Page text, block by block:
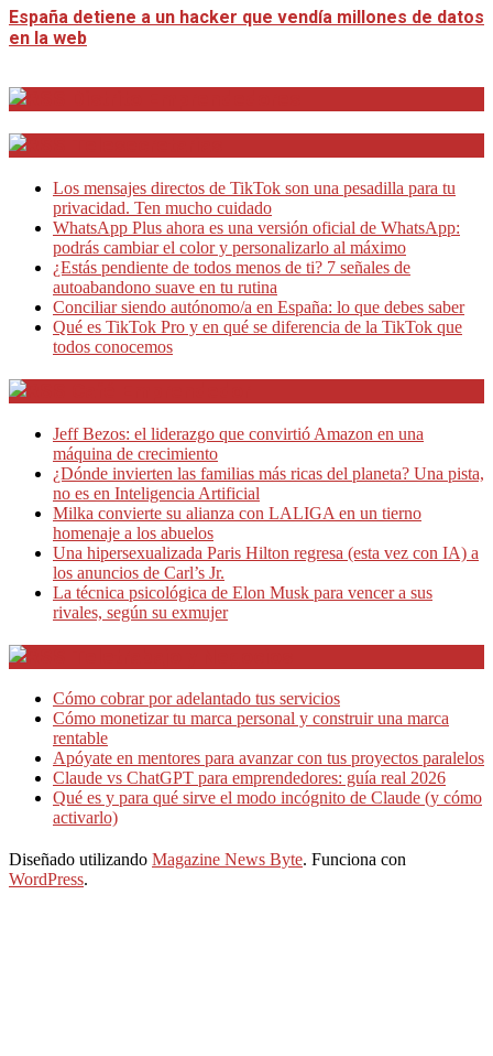
España detiene a un hacker que vendía millones de datos
en la web
Los mensajes directos de TikTok son una pesadilla para tu
privacidad. Ten mucho cuidado
WhatsApp Plus ahora es una versión oficial de WhatsApp:
podrás cambiar el color y personalizarlo al máximo
¿Estás pendiente de todos menos de ti? 7 señales de
autoabandono suave en tu rutina
Conciliar siendo autónomo/a en España: lo que debes saber
Qué es TikTok Pro y en qué se diferencia de la TikTok que
todos conocemos
Jeff Bezos: el liderazgo que convirtió Amazon en una
máquina de crecimiento
¿Dónde invierten las familias más ricas del planeta? Una pista,
no es en Inteligencia Artificial
Milka convierte su alianza con LALIGA en un tierno
homenaje a los abuelos
Una hipersexualizada Paris Hilton regresa (esta vez con IA) a
los anuncios de Carl’s Jr.
La técnica psicológica de Elon Musk para vencer a sus
rivales, según su exmujer
Cómo cobrar por adelantado tus servicios
Cómo monetizar tu marca personal y construir una marca
rentable
Apóyate en mentores para avanzar con tus proyectos paralelos
Claude vs ChatGPT para emprendedores: guía real 2026
Qué es y para qué sirve el modo incógnito de Claude (y cómo
activarlo)
Diseñado utilizando Magazine News Byte. Funciona con
WordPress.